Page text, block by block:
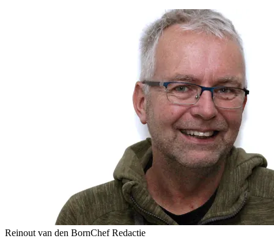
Reinout van den BornChef Redactie